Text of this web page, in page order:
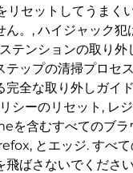
セットしてうまく
ん。, ハイジャック犯
テンションの取り外
テップの清掃プロセ
完全な取り外しガイ
シーのリセット, レ
を含むすべてのブラ
とエッジ. すべ
飛ばさないでくださ